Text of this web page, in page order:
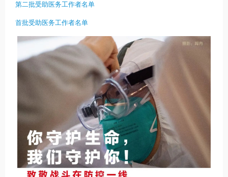
第二批受助医务工作者名单
首批受助医务工作者名单